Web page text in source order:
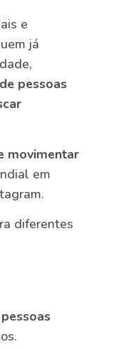
e
já
pessoas
movimentar
em
diferentes